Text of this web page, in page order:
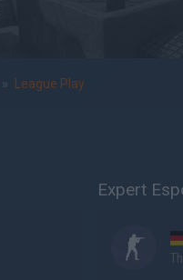
» League Play
Expert